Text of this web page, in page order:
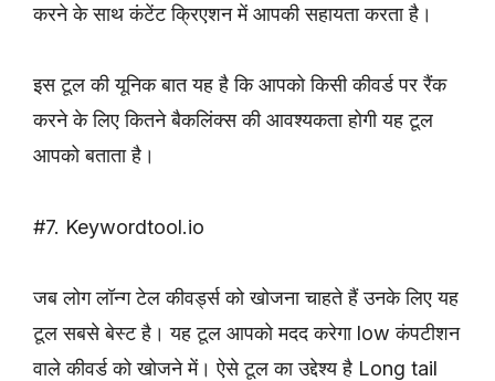
करने के साथ कंटेंट क्रिएशन में आपकी सहायता करता है।
इस टूल की यूनिक बात यह है कि आपको किसी कीवर्ड पर रैंक
करने के लिए कितने बैकलिंक्स की आवश्यकता होगी यह टूल
आपको बताता है।
#7. Keywordtool.io
जब लोग लॉन्ग टेल कीवर्ड्स को खोजना चाहते हैं उनके लिए यह
टूल सबसे बेस्ट है। यह टूल आपको मदद करेगा low कंपटीशन
वाले कीवर्ड को खोजने में। ऐसे टूल का उद्देश्य है Long tail